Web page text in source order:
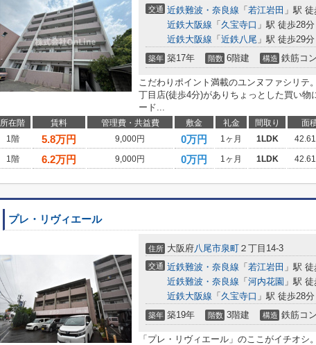
交通 近鉄難波・奈良線 「 若江岩田 」駅
近鉄大阪線 「 久宝寺口 」駅 徒歩28分
近鉄大阪線 「 近鉄八尾 」駅 徒歩29分
築年 築17年 階数 6階建 構造 鉄筋コ
こだわりポイント満載のユンヌファシリテ
丁目店(徒歩4分)がありちょっとした買い物
ード...
所在階 賃料 管理費・共益費 敷金 礼金 間取り 面
1階
5.8万円 9,000円 0万円 1ヶ月 1LDK
1階
6.2万円 9,000円 0万円 1ヶ月 1LDK
プレ・リヴィエール
住所 大阪府八尾市泉町 ２丁目14-3
交通 近鉄難波・奈良線 「 若江岩田 」駅
近鉄難波・奈良線 「 河内花園 」駅
近鉄大阪線 「 久宝寺口 」駅 徒歩28分
築年 築19年 階数 3階建 構造 鉄筋コ
「プレ・リヴィエール」のここがイチオ